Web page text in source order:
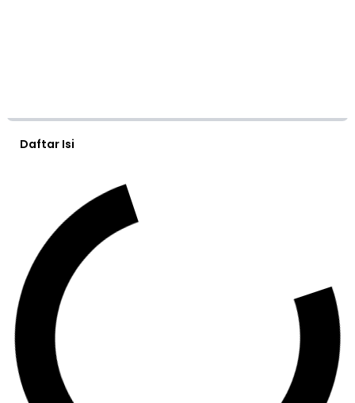
Daftar Isi